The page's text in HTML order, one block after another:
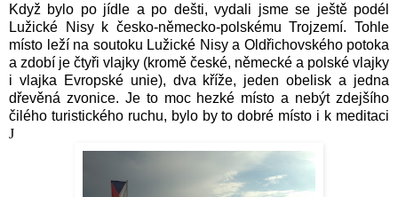
Když bylo po jídle a po dešti, vydali jsme se ještě podél
Lužické Nisy k česko-německo-polskému Trojzemí. Tohle
místo leží na soutoku Lužické Nisy a Oldřichovského potoka
a zdobí je čtyři vlajky (kromě české, německé a polské vlajky
i vlajka Evropské unie), dva kříže, jeden obelisk a jedna
dřevěná zvonice. Je to moc hezké místo a nebýt zdejšího
čilého turistického ruchu, bylo by to dobré místo i k meditaci
J